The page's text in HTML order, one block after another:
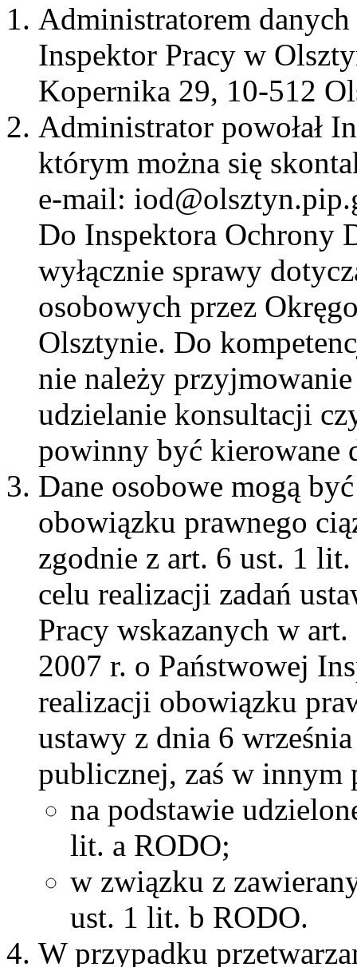
Administratorem
Inspektor Pracy w
Kopernika 29, 10-512
Administrator powołał
którym można się
e-mail:
Do Inspektora Ochrony
wyłącznie sprawy
osobowych przez
Olsztynie. Do
nie należy
udzielanie konsultacji
powinny być kierowane
Dane osobowe mogą
obowiązku prawnego
zgodnie z art. 6 ust. 1
celu realizacji zadań
Pracy wskazanych w
2007 r. o Państwowej
realizacji obowiązku
ustawy z dnia 6
publicznej, zaś w innym
na podstawie
lit. a RODO;
w związku z
ust. 1 lit. b RODO.
W przypadku